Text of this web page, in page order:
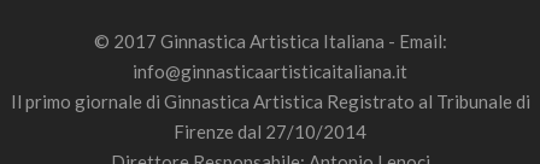
© 2017 Ginnastica Artistica Italiana - Email:
info@ginnasticaartisticaitaliana.it
Il primo giornale di Ginnastica Artistica Registrato al Tribunale di
Firenze dal 27/10/2014